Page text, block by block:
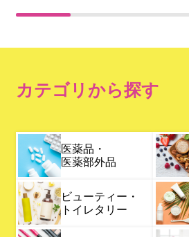
カテゴリから探す
医薬品・
医薬部外品
ビューティー・
トイレタリー